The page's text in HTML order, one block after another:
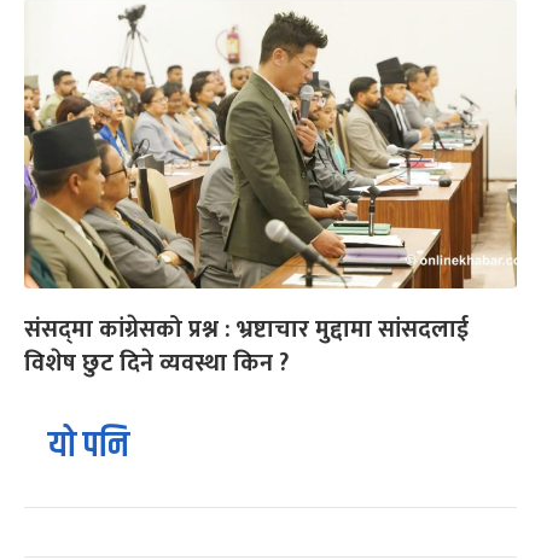
संसद्‌मा कांग्रेसको प्रश्न : भ्रष्टाचार मुद्दामा सांसदलाई
विशेष छुट दिने व्यवस्था किन ?
यो पनि